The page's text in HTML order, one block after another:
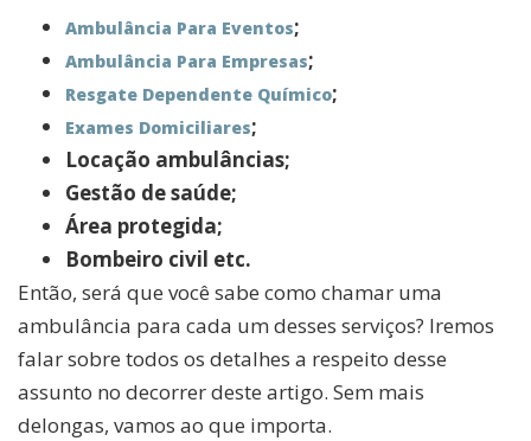
Ambulância Para Eventos;
Ambulância Para Empresas;
Resgate Dependente Químico;
Exames Domiciliares;
Locação ambulâncias;
Gestão de saúde;
Área protegida;
Bombeiro civil etc.
Então, será que você sabe como chamar uma
ambulância para cada um desses serviços? Iremos
falar sobre todos os detalhes a respeito desse
assunto no decorrer deste artigo. Sem mais
delongas, vamos ao que importa.